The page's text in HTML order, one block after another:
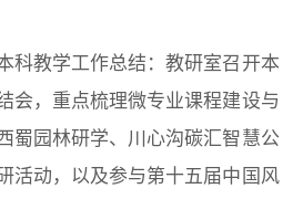
科教学工作总结：教研室召开本
会，重点梳理微专业课程建设与
蜀园林研学、川心沟碳汇智慧公
活动，以及参与第十五届中国风